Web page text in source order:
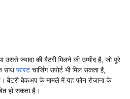
ज्यादा की बैटरी मिलने की उम्मीद है, जो पूरे
साथफास्ट चार्जिंग सपोर्ट भी मिल सकता है,
बैटरी बैकअप के मामले में यह फोन रोज़ाना के
हो सकता है।